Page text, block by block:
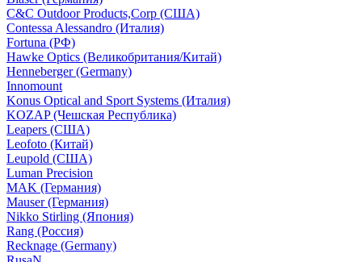
C&C Outdoor Products,Corp (США)
Contessa Alessandro (Италия)
Fortuna (РФ)
Hawke Optics (Великобритания/Китай)
Henneberger (Germany)
Innomount
Konus Optical and Sport Systems (Италия)
KOZAP (Чешская Республика)
Leapers (США)
Leofoto (Китай)
Leupold (США)
Luman Precision
MAK (Германия)
Mauser (Германия)
Nikko Stirling (Япония)
Rang (Россия)
Recknage (Germany)